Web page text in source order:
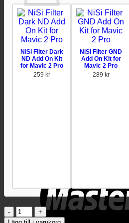
Inga produkter i varukorgen.
Gå tillbaka till butiken
NiSi Filter Dark
ND Add On Kit
for Mavic 2 Pro
259 kr
NiSi Filter GND
Add On Kit for
Mavic 2 Pro
289 kr
NiSi
Filter